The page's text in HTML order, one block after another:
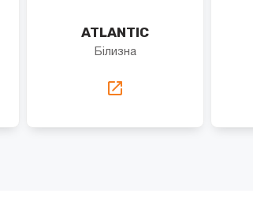
ATLANTIC
Білизна